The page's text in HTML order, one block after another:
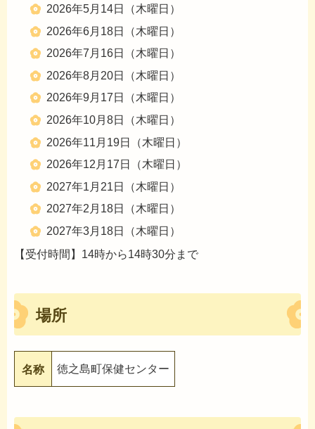
2026年5月14日（木曜日）
2026年6月18日（木曜日）
2026年7月16日（木曜日）
2026年8月20日（木曜日）
2026年9月17日（木曜日）
2026年10月8日（木曜日）
2026年11月19日（木曜日）
2026年12月17日（木曜日）
2027年1月21日（木曜日）
2027年2月18日（木曜日）
2027年3月18日（木曜日）
【受付時間】14時から14時30分まで
場所
名称 徳之島町保健センター